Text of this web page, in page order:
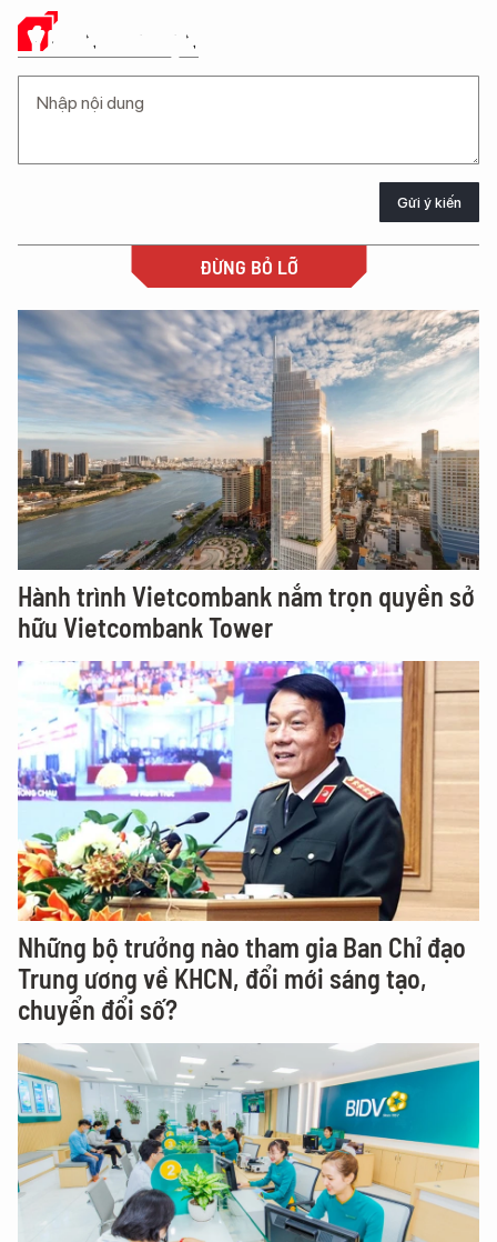
Ý KIẾN CỦA BẠN
Gửi ý kiến
ĐỪNG BỎ LỠ
Hành trình Vietcombank nắm trọn quyền sở
hữu Vietcombank Tower
Những bộ trưởng nào tham gia Ban Chỉ đạo
Trung ương về KHCN, đổi mới sáng tạo,
chuyển đổi số?